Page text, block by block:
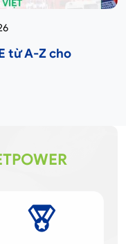
từ A-Z cho